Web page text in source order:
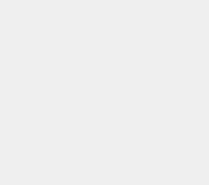
,. -
／
/ / ,
,′ i //! i
i i .i . 斗